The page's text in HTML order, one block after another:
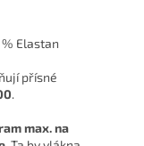
Elastan
přísné
.
max. na